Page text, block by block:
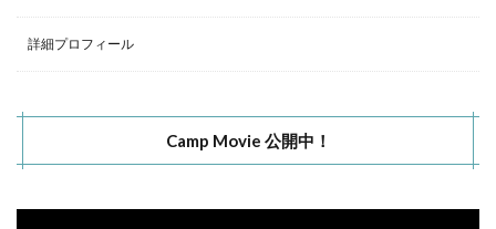
詳細プロフィール
Camp Movie 公開中！